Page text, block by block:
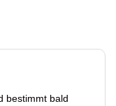
bestimmt bald